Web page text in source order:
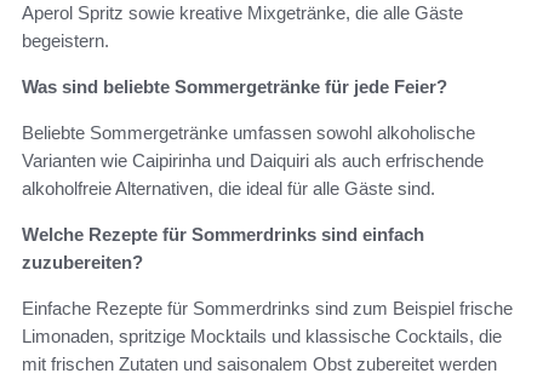
Aperol Spritz sowie kreative Mixgetränke, die alle Gäste
begeistern.
Was sind beliebte Sommergetränke für jede Feier?
Beliebte Sommergetränke umfassen sowohl alkoholische
Varianten wie Caipirinha und Daiquiri als auch erfrischende
alkoholfreie Alternativen, die ideal für alle Gäste sind.
Welche Rezepte für Sommerdrinks sind einfach
zuzubereiten?
Einfache Rezepte für Sommerdrinks sind zum Beispiel frische
Limonaden, spritzige Mocktails und klassische Cocktails, die
mit frischen Zutaten und saisonalem Obst zubereitet werden